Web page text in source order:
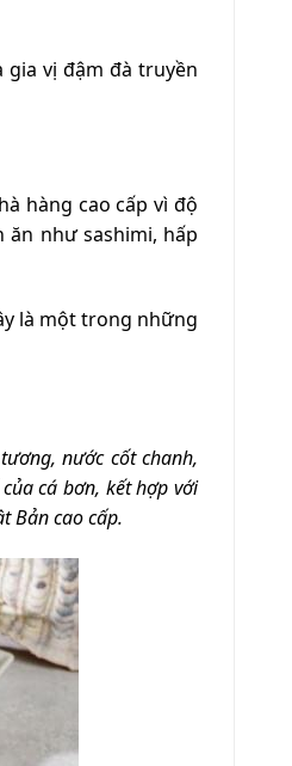
vị đậm đà truyền
hàng cao cấp vì độ
như sashimi, hấp
là một trong những
nước cốt chanh,
cá bơn, kết hợp với
Bản cao cấp.